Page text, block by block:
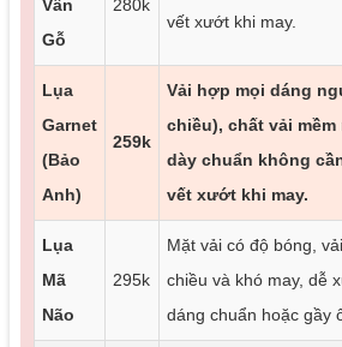
Vân
Gỗ
280k
vết xướt khi may.
Lụa
Garnet
(Bảo
Anh)
259k
Vải hợp mọi dáng
chiều), chất vải mềm
dày chuẩn không
vết xướt khi may.
Lụa
Mã
Não
295k
Mặt vải có độ bóng,
chiều và khó may, dễ
dáng chuẩn hoặc gầy